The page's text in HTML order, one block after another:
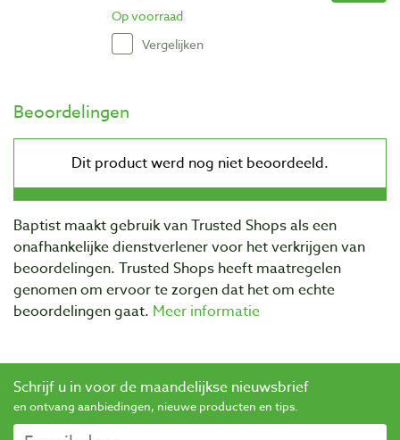
Op voorraad
Vergelijken
Beoordelingen
Baptist maakt gebruik van Trusted Shops als een
onafhankelijke dienstverlener voor het verkrijgen van
beoordelingen. Trusted Shops heeft maatregelen
genomen om ervoor te zorgen dat het om echte
beoordelingen gaat. Meer informatie
Schrijf u in voor de maandelijkse nieuwsbrief
en ontvang aanbiedingen, nieuwe producten en tips.